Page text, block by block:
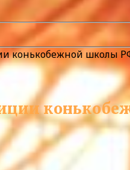
конькобежной школы